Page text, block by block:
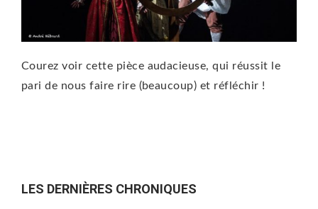
Courez voir cette pièce audacieuse, qui réussit le
pari de nous faire rire (beaucoup) et réfléchir !
LES DERNIÈRES CHRONIQUES